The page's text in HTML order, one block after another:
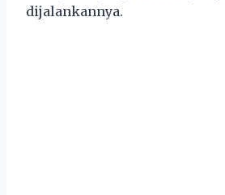
dijalankannya.